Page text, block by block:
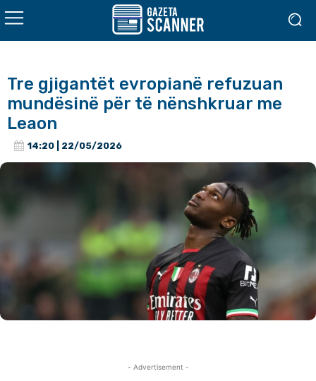
Tre gjigantët evropianë refuzuan
mundësinë për të nënshkruar me
Leaon
14:20 | 22/05/2026
- Advertisement -